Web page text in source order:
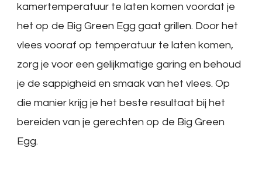
kamertemperatuur te laten komen voordat je
het op de Big Green Egg gaat grillen. Door het
vlees vooraf op temperatuur te laten komen,
zorg je voor een gelijkmatige garing en behoud
je de sappigheid en smaak van het vlees. Op
die manier krijg je het beste resultaat bij het
bereiden van je gerechten op de Big Green
Egg.